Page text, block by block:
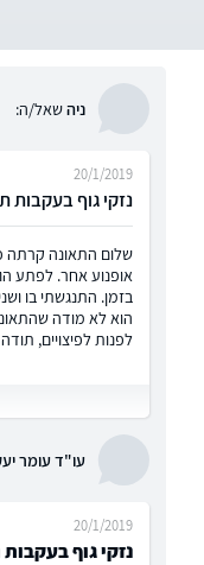
ניהשאל/ה:
נזקי גוף בעקבות
20/1/2019
שלום התאונה קרתה
אופנוע אחר. לפתע
בזמן. התנגשתי בו
הוא לא מודה
לפנות לפיצויים, תודה
עו"ד עומר
נזקי גוף
20/1/2019